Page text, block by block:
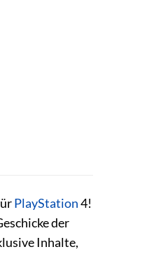
PlayStation4!
der
Inhalte,